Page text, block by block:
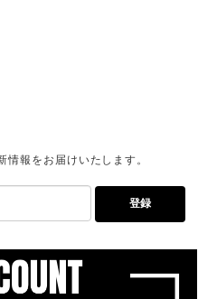
報をお届けいたします。
登録